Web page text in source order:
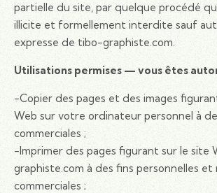
partielle du site, par quelque procédé
illicite et formellement interdite sauf
expresse de tibo-graphiste.com.
Utilisations permises — vous êtes
-Copier des pages et des images
Web sur votre ordinateur personnel à
commerciales ;
-Imprimer des pages figurant sur le site
graphiste.com à des fins personnelles et
commerciales ;